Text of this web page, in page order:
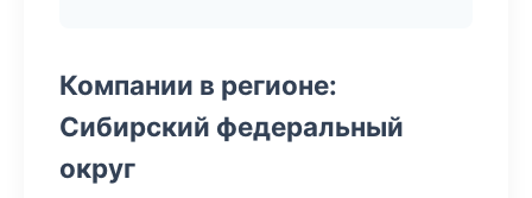
Компании в регионе:
Сибирский федеральный
округ